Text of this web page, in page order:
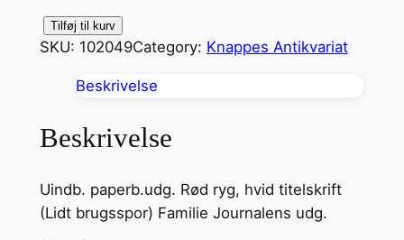
e
g
S
k
Tilføj til kurv
SKU: 102049Category: Knappes Antikvariat
Beskrivelse
Beskrivelse
Uindb. paperb.udg. Rød ryg, hvid titelskrift
(Lidt brugsspor) Familie Journalens udg.